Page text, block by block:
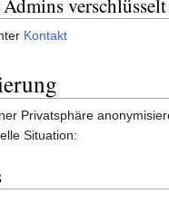
Kontakt
Privatsphäre
Situation: